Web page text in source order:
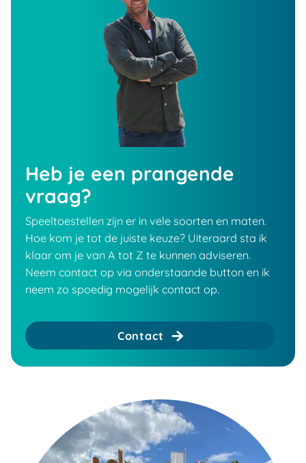
Heb je een prangende
vraag?
Speeltoestellen zijn er in vele soorten en maten.
Hoe kom je tot de juiste keuze? Uiteraard sta ik
klaar om je van A tot Z te kunnen adviseren.
Neem contact op via onderstaande button en ik
neem zo spoedig mogelijk contact op.
Contact